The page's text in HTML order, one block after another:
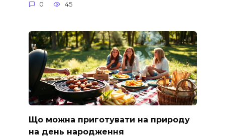
0 45
Що можна приготувати на природу
на день народження